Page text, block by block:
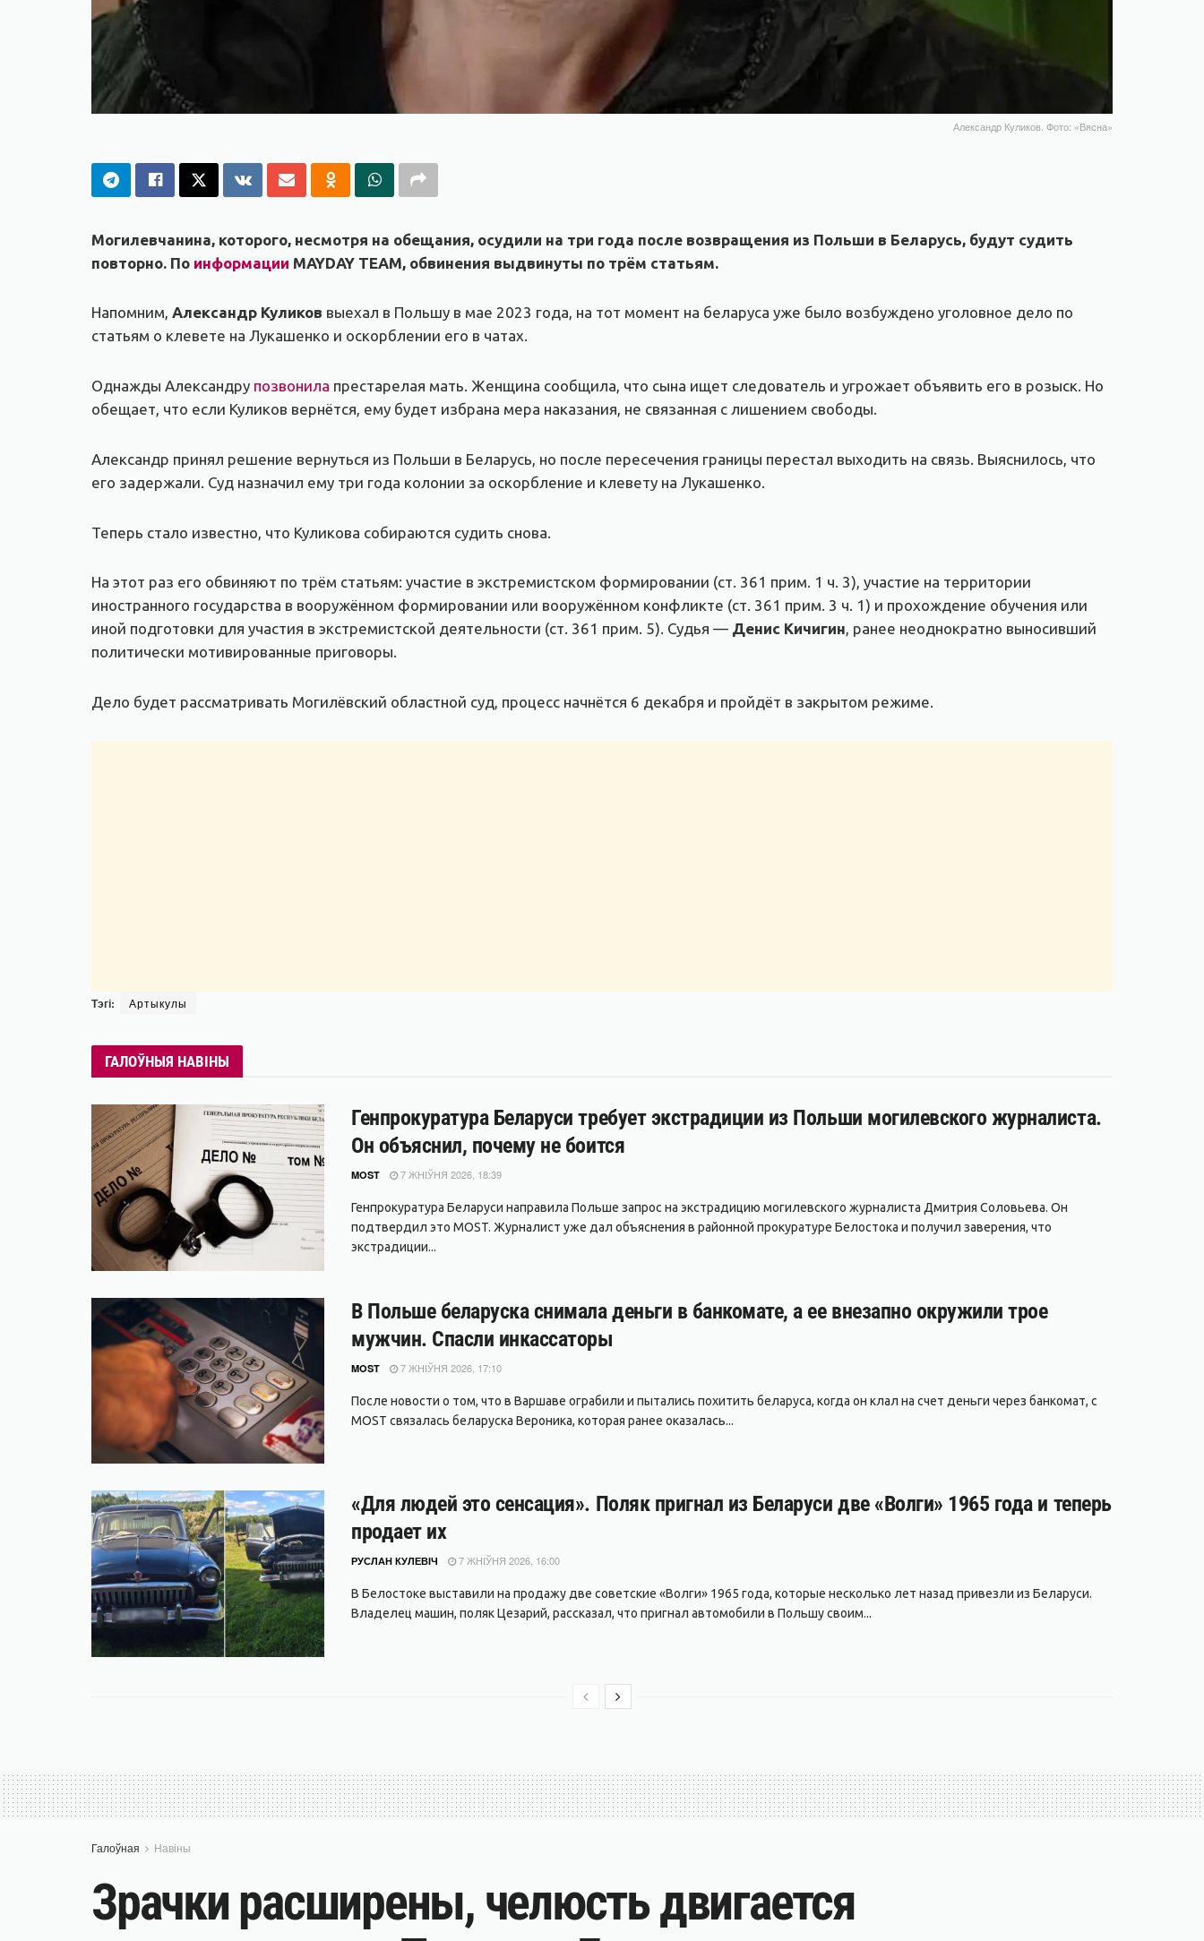
Александр Куликов. Фото: «Вясна»
Могилевчанина, которого, несмотря на обещания, осудили на три года после возвращения из Польши в Беларусь, будут судить
повторно. По информации MAYDAY TEAM, обвинения выдвинуты по трём статьям.
Напомним, Александр Куликов выехал в Польшу в мае 2023 года, на тот момент на беларуса уже было возбуждено уголовное дело по
статьям о клевете на Лукашенко и оскорблении его в чатах.
Однажды Александру позвонила престарелая мать. Женщина сообщила, что сына ищет следователь и угрожает объявить его в розыск. Но
обещает, что если Куликов вернётся, ему будет избрана мера наказания, не связанная с лишением свободы.
Александр принял решение вернуться из Польши в Беларусь, но после пересечения границы перестал выходить на связь. Выяснилось, что
его задержали. Суд назначил ему три года колонии за оскорбление и клевету на Лукашенко.
Теперь стало известно, что Куликова собираются судить снова.
На этот раз его обвиняют по трём статьям: участие в экстремистском формировании (ст. 361 прим. 1 ч. 3), участие на территории
иностранного государства в вооружённом формировании или вооружённом конфликте (ст. 361 прим. 3 ч. 1) и прохождение обучения или
иной подготовки для участия в экстремистской деятельности (ст. 361 прим. 5). Судья — Денис Кичигин, ранее неоднократно выносивший
политически мотивированные приговоры.
Дело будет рассматривать Могилёвский областной суд, процесс начнётся 6 декабря и пройдёт в закрытом режиме.
Тэгі: Артыкулы
ГАЛОЎНЫЯ НАВІНЫ
Генпрокуратура Беларуси требует экстрадиции из Польши могилевского журналиста.
Он объяснил, почему не боится
MOST 7 ЖНІЎНЯ 2026, 18:39
Генпрокуратура Беларуси направила Польше запрос на экстрадицию могилевского журналиста Дмитрия Соловьева. Он
подтвердил это MOST. Журналист уже дал объяснения в районной прокуратуре Белостока и получил заверения, что
экстрадиции...
В Польше беларуска снимала деньги в банкомате, а ее внезапно окружили трое
мужчин. Спасли инкассаторы
MOST 7 ЖНІЎНЯ 2026, 17:10
После новости о том, что в Варшаве ограбили и пытались похитить беларуса, когда он клал на счет деньги через банкомат, с
MOST связалась беларуска Вероника, которая ранее оказалась...
«Для людей это сенсация». Поляк пригнал из Беларуси две «Волги» 1965 года и теперь
продает их
РУСЛАН КУЛЕВІЧ 7 ЖНІЎНЯ 2026, 16:00
В Белостоке выставили на продажу две советские «Волги» 1965 года, которые несколько лет назад привезли из Беларуси.
Владелец машин, поляк Цезарий, рассказал, что пригнал автомобили в Польшу своим...
Галоўная Навіны
Зрачки расширены, челюсть двигается